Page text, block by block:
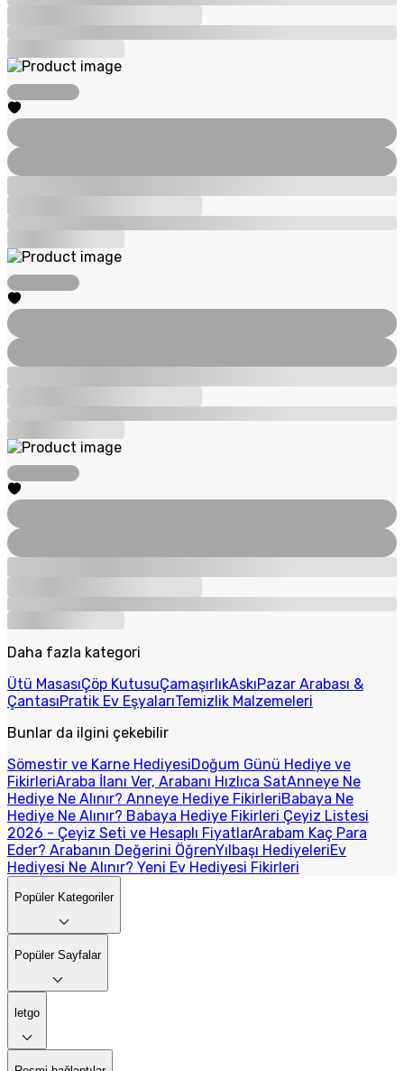
Daha fazla kategori
Ütü MasasıÇöp KutusuÇamaşırlıkAskıPazar Arabası &
ÇantasıPratik Ev EşyalarıTemizlik Malzemeleri
Bunlar da ilgini çekebilir
Sömestir ve Karne HediyesiDoğum Günü Hediye ve
FikirleriAraba İlanı Ver, Arabanı Hızlıca SatAnneye Ne
Hediye Ne Alınır? Anneye Hediye FikirleriBabaya Ne
Hediye Ne Alınır? Babaya Hediye Fikirleri Çeyiz Listesi
2026 - Çeyiz Seti ve Hesaplı FiyatlarArabam Kaç Para
Eder? Arabanın Değerini ÖğrenYılbaşı HediyeleriEv
Hediyesi Ne Alınır? Yeni Ev Hediyesi Fikirleri
Popüler Kategoriler
Popüler Sayfalar
letgo